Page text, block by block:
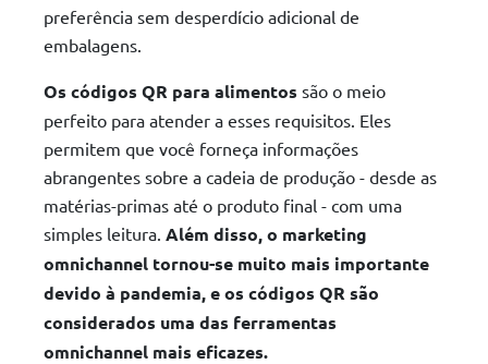
preferência sem desperdício adicional de
embalagens.
Os códigos QR para alimentos são o meio
perfeito para atender a esses requisitos. Eles
permitem que você forneça informações
abrangentes sobre a cadeia de produção - desde as
matérias-primas até o produto final - com uma
simples leitura. Além disso, o marketing
omnichannel tornou-se muito mais importante
devido à pandemia, e os códigos QR são
considerados uma das ferramentas
omnichannel mais eficazes.